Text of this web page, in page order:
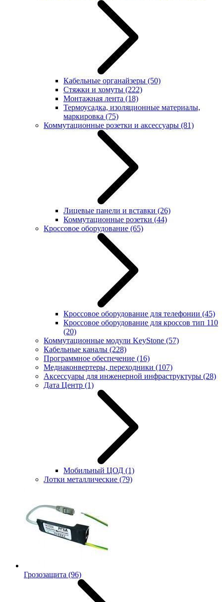
Кабельные органайзеры (50)
Стяжки и хомуты (222)
Монтажная лента (18)
Термоусадка, изоляционные материалы,
маркировка (75)
Коммутационные розетки и аксессуары (81)
Лицевые панели и вставки (26)
Коммутационные розетки (44)
Кроссовое оборудование (65)
Кроссовое оборудование для телефонии (45)
Кроссовое оборудование для кроссов тип 110
(20)
Коммутационные модули KeyStone (57)
Кабельные каналы (228)
Программное обеспечение (16)
Медиаконвертеры, переходники (107)
Аксессуары для инженерной инфраструктуры (28)
Дата Центр (1)
Мобильный ЦОД (1)
Лотки металлические (79)
Грозозащита (96)